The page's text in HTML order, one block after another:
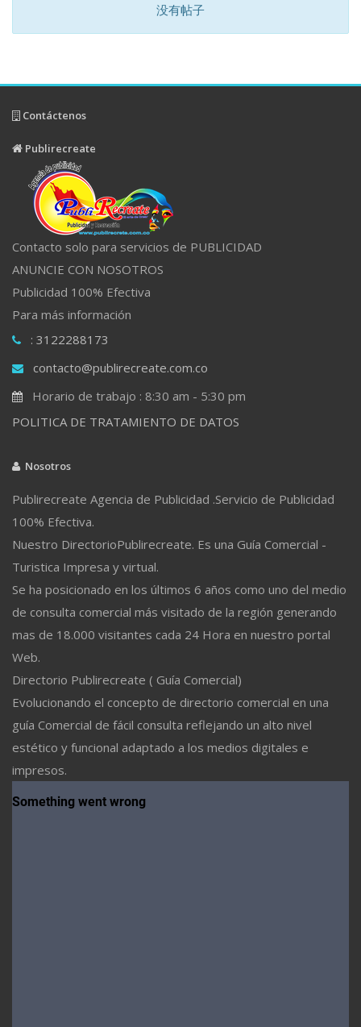
没有帖子
Contáctenos
Publirecreate
Contacto solo para servicios de PUBLICIDAD
ANUNCIE CON NOSOTROS
Publicidad 100% Efectiva
Para más información
: 3122288173
contacto@publirecreate.com.co
Horario de trabajo : 8:30 am - 5:30 pm
POLITICA DE TRATAMIENTO DE DATOS
Nosotros
Publirecreate Agencia de Publicidad .Servicio de Publicidad
100% Efectiva.
Nuestro DirectorioPublirecreate. Es una Guía Comercial -
Turistica Impresa y virtual.
Se ha posicionado en los últimos 6 años como uno del medio
de consulta comercial más visitado de la región generando
mas de 18.000 visitantes cada 24 Hora en nuestro portal
Web.
Directorio Publirecreate ( Guía Comercial)
Evolucionando el concepto de directorio comercial en una
guía Comercial de fácil consulta reflejando un alto nivel
estético y funcional adaptado a los medios digitales e
impresos.